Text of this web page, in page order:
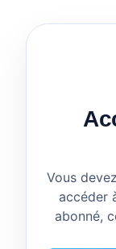
Vous
accéder
abonné,